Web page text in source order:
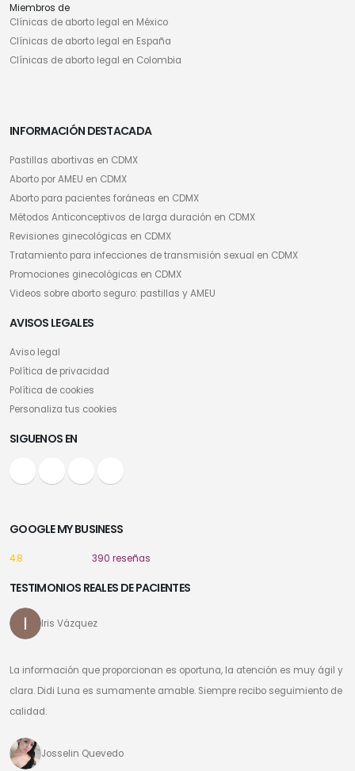
Miembros de
Clínicas de aborto legal en México
Clínicas de aborto legal en España
Clínicas de aborto legal en Colombia
INFORMACIÓN DESTACADA
Pastillas abortivas en CDMX
Aborto por AMEU en CDMX
Aborto para pacientes foráneas en CDMX
Métodos Anticonceptivos de larga duración en CDMX
Revisiones ginecológicas en CDMX
Tratamiento para infecciones de transmisión sexual en CDMX
Promociones ginecológicas en CDMX
Videos sobre aborto seguro: pastillas y AMEU
AVISOS LEGALES
Aviso legal
Política de privacidad
Política de cookies
Personaliza tus cookies
SIGUENOS EN
GOOGLE MY BUSINESS
4.8 390 reseñas
TESTIMONIOS REALES DE PACIENTES
Iris Vázquez
La información que proporcionan es oportuna, la atención es muy ágil y
clara. Didi Luna es sumamente amable. Siempre recibo seguimiento de
calidad.
Josselin Quevedo